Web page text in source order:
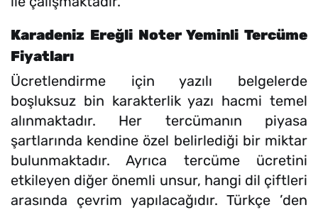
Karadeniz Ereğli Noter Yeminli Tercüme
Fiyatları
Ücretlendirme için yazılı belgelerde
boşluksuz bin karakterlik yazı hacmi temel
alınmaktadır. Her tercümanın piyasa
şartlarında kendine özel belirlediği bir miktar
bulunmaktadır. Ayrıca tercüme ücretini
etkileyen diğer önemli unsur, hangi dil çiftleri
arasında çevrim yapılacağıdır. Türkçe ’den